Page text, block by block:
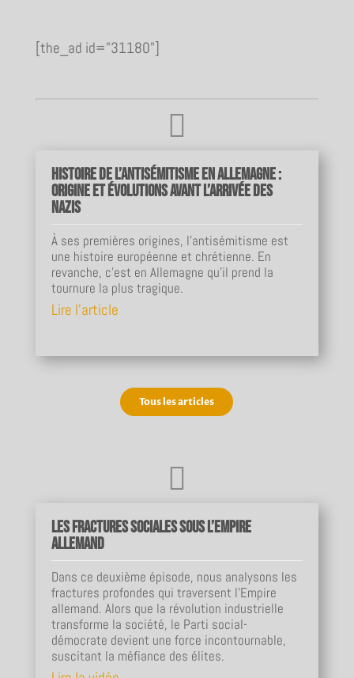
[the_ad id="31180"]

Histoire de l’antisémitisme en Allemagne :
origine et évolutions avant l’arrivée des
nazis
À ses premières origines, l'antisémitisme est
une histoire européenne et chrétienne. En
revanche, c'est en Allemagne qu'il prend la
tournure la plus tragique.
Lire l'article
Tous les articles

Les fractures sociales sous l’Empire
allemand
Dans ce deuxième épisode, nous analysons les
fractures profondes qui traversent l’Empire
allemand. Alors que la révolution industrielle
transforme la société, le Parti social-
démocrate devient une force incontournable,
suscitant la méfiance des élites.